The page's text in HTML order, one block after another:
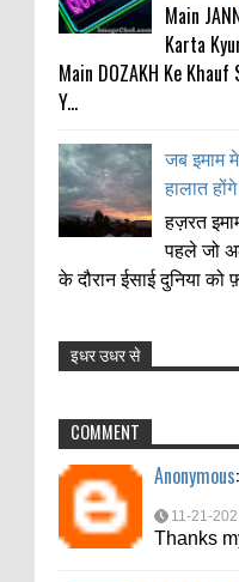
Main
Karta
Main DOZAKH Ke
Y...
जब इमाम
हालात
हज़रत
पहले जो
के दौरान ईसाई दुनिया
Anonymous:
RAZA HUSAIN
11-18-2021
BEST 👍
इधर उधर से
COMMENT
Anonymous:
11-21-
Thanks